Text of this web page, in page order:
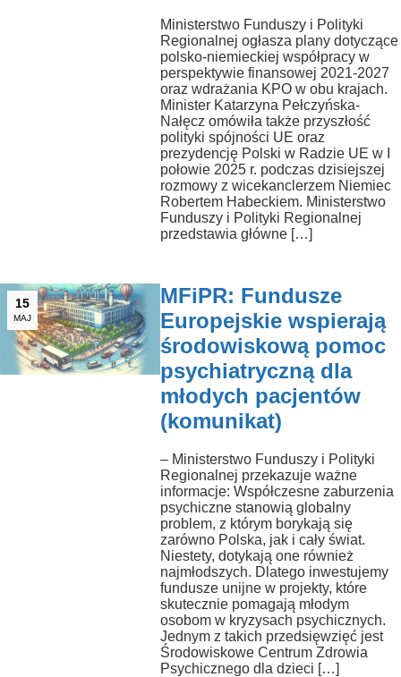
Ministerstwo Funduszy i Polityki
Regionalnej ogłasza plany dotyczące
polsko-niemieckiej współpracy w
perspektywie finansowej 2021-2027
oraz wdrażania KPO w obu krajach.
Minister Katarzyna Pełczyńska-
Nałęcz omówiła także przyszłość
polityki spójności UE oraz
prezydencję Polski w Radzie UE w I
połowie 2025 r. podczas dzisiejszej
rozmowy z wicekanclerzem Niemiec
Robertem Habeckiem. Ministerstwo
Funduszy i Polityki Regionalnej
przedstawia główne […]
15
MAJ
MFiPR: Fundusze
Europejskie wspierają
środowiskową pomoc
psychiatryczną dla
młodych pacjentów
(komunikat)
– Ministerstwo Funduszy i Polityki
Regionalnej przekazuje ważne
informacje: Współczesne zaburzenia
psychiczne stanowią globalny
problem, z którym borykają się
zarówno Polska, jak i cały świat.
Niestety, dotykają one również
najmłodszych. Dlatego inwestujemy
fundusze unijne w projekty, które
skutecznie pomagają młodym
osobom w kryzysach psychicznych.
Jednym z takich przedsięwzięć jest
Środowiskowe Centrum Zdrowia
Psychicznego dla dzieci […]